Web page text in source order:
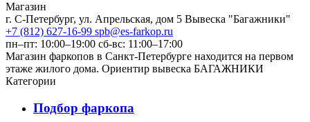
Магазин
г. С-Петербург, ул. Апрельская, дом 5 Вывеска "Багажники"
+7 (812) 627-16-99 spb@es-farkop.ru
пн–пт: 10:00–19:00 сб-вс: 11:00–17:00
Магазин фаркопов в Санкт-Петербурге находится на первом
этаже жилого дома. Ориентир вывеска БАГАЖНИКИ
Категории
Подбор фаркопа